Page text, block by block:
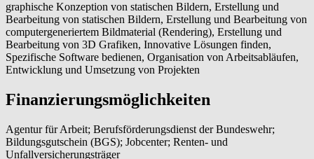
graphische Konzeption von statischen Bildern, Erstellung und
Bearbeitung von statischen Bildern, Erstellung und Bearbeitung von
computergeneriertem Bildmaterial (Rendering), Erstellung und
Bearbeitung von 3D Grafiken, Innovative Lösungen finden,
Spezifische Software bedienen, Organisation von Arbeitsabläufen,
Entwicklung und Umsetzung von Projekten
Finanzierungsmöglichkeiten
Agentur für Arbeit; Berufsförderungsdienst der Bundeswehr;
Bildungsgutschein (BGS); Jobcenter; Renten- und
Unfallversicherungsträger